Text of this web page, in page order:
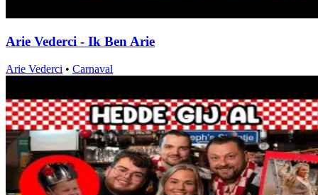
Arie Vederci - Ik Ben Arie
Arie Vederci • Carnaval